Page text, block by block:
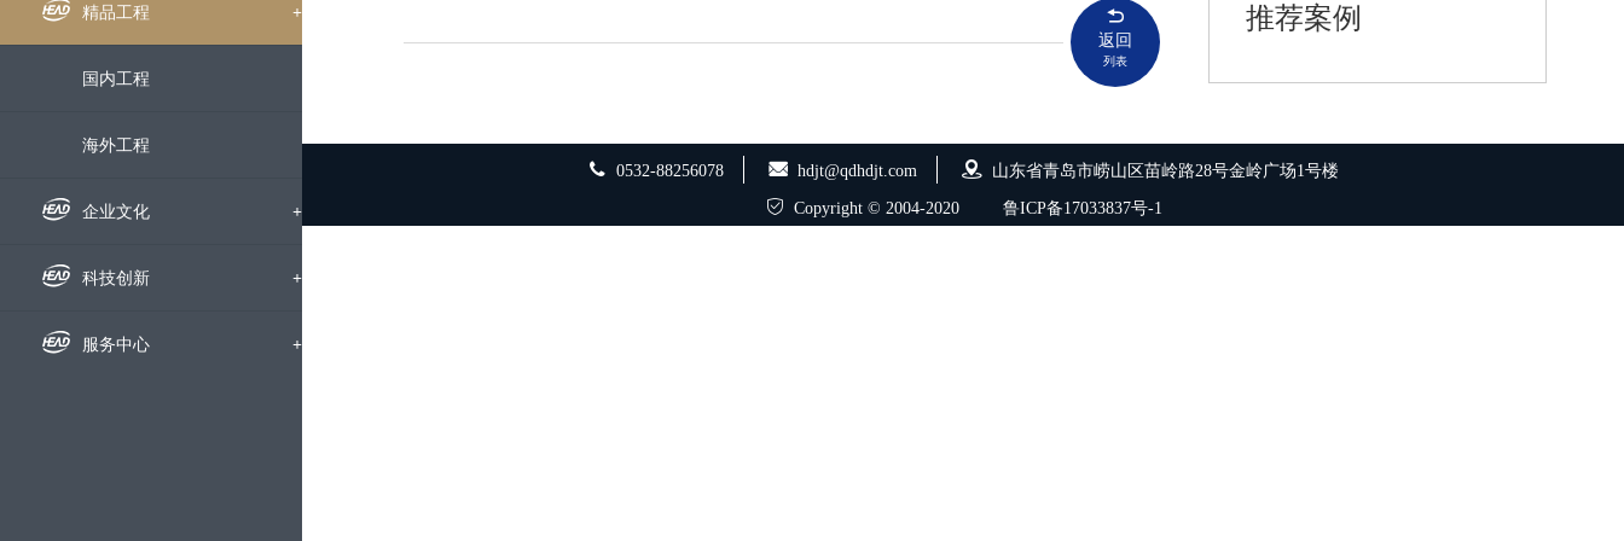
组织机构
下属公司
发展历程
荣誉资质
企业宣传片
企业新闻
通知公告
招标信息
媒体聚焦
精品工程 +
国内工程
海外工程
企业文化 +
企业文化
员工风采
科技创新 +
科研动态
服务中心 +
返回
列表
推荐案例
0532-88256078 hdjt@qdhdjt.com 山东省青岛市崂山区苗岭路28号金岭广场1号楼
Copyright © 2004-2020 鲁ICP备17033837号-1